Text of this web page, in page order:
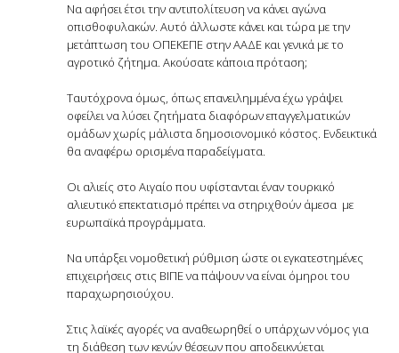
Να αφήσει έτσι την αντιπολίτευση να κάνει αγώνα
οπισθοφυλακών. Αυτό άλλωστε κάνει και τώρα με την
μετάπτωση του ΟΠΕΚΕΠΕ στην ΑΑΔΕ και γενικά με το
αγροτικό ζήτημα. Ακούσατε κάποια πρόταση;
Ταυτόχρονα όμως, όπως επανειλημμένα έχω γράψει
οφείλει να λύσει ζητήματα διαφόρων επαγγελματικών
ομάδων χωρίς μάλιστα δημοσιονομικό κόστος. Ενδεικτικά
θα αναφέρω ορισμένα παραδείγματα.
Οι αλιείς στο Αιγαίο που υφίστανται έναν τουρκικό
αλιευτικό επεκτατισμό πρέπει να στηριχθούν άμεσα με
ευρωπαϊκά προγράμματα.
Να υπάρξει νομοθετική ρύθμιση ώστε οι εγκατεστημένες
επιχειρήσεις στις ΒΙΠΕ να πάψουν να είναι όμηροι του
παραχωρησιούχου.
Στις λαϊκές αγορές να αναθεωρηθεί ο υπάρχων νόμος για
τη διάθεση των κενών θέσεων που αποδεικνύεται